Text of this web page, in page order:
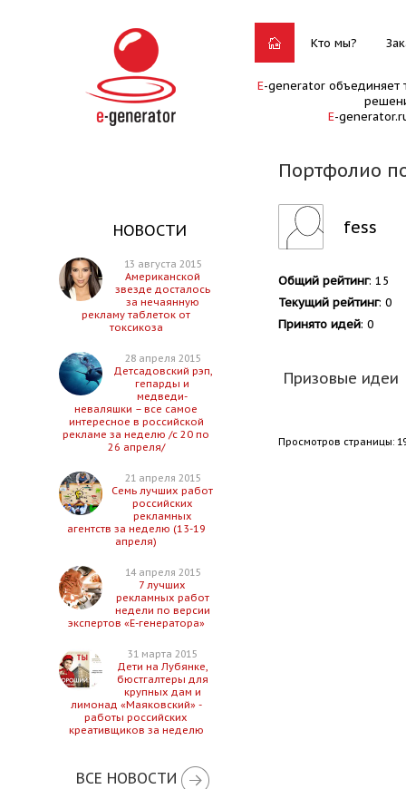
Кто мы?
E-generator объединяет
E-
Портфолио
НОВОСТИ
13 августа 2015
Американской
звезде досталось
за нечаянную
рекламу таблеток от
токсикоза
28 апреля 2015
Детсадовский рэп,
гепарды и
медведи-
неваляшки – все самое
интересное в российской
рекламе за неделю /с 20 по
26 апреля/
21 апреля 2015
Семь лучших работ
российских
рекламных
агентств за неделю (13-19
апреля)
14 апреля 2015
7 лучших
рекламных работ
недели по версии
экспертов «Е-генератора»
31 марта 2015
Дети на Лубянке,
бюстгалтеры для
крупных дам и
лимонад «Маяковский» -
работы российских
креативщиков за неделю
ВСЕ НОВОСТИ
fess
Общий рейтинг: 15
Текущий рейтинг: 0
Принято идей: 0
Призовые идеи
Просмотров страницы: